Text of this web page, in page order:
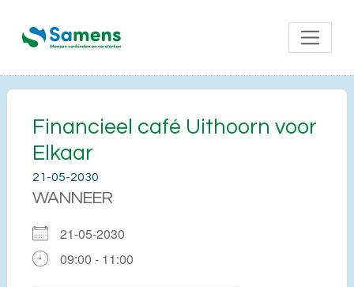
Financieel café Uithoorn voor
Elkaar
21-05-2030
WANNEER
21-05-2030
09:00 - 11:00